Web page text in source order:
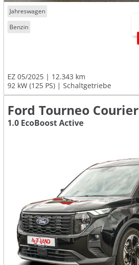
Jahreswagen
Benzin
EZ 05/2025
12.343 km
92 kW (125 PS)
Schaltgetriebe
Ford Tourneo Courier
1.0 EcoBoost Active